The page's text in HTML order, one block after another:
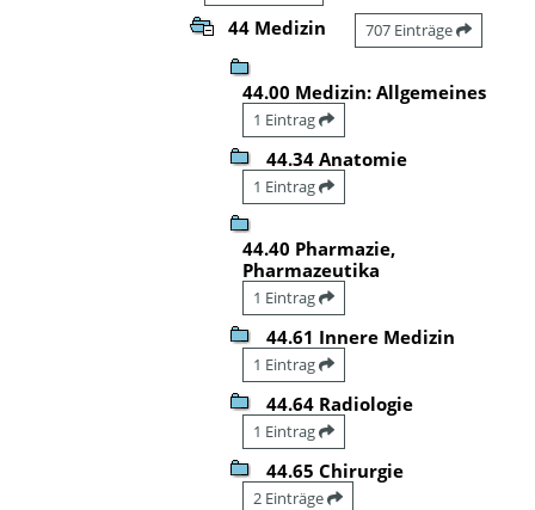
44 Medizin 707 Einträge
44.00 Medizin: Allgemeines
1 Eintrag
44.34 Anatomie
1 Eintrag
44.40 Pharmazie,
Pharmazeutika
1 Eintrag
44.61 Innere Medizin
1 Eintrag
44.64 Radiologie
1 Eintrag
44.65 Chirurgie
2 Einträge